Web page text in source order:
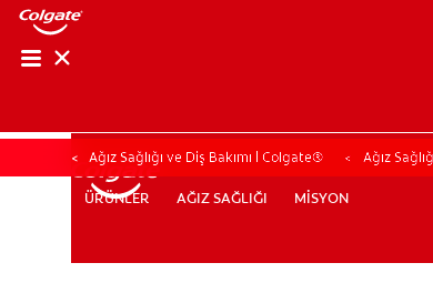
ÜRÜNLER AĞIZ SAĞLIĞI MİSYON
ÜRÜNLER AĞIZ SAĞLIĞI MİSYON
Ağız Sağlığı ve Diş Bakımı | Colgate® Ağız